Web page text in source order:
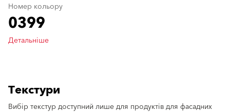
Номер кольору
0399
Детальніше
Текстури
Вибір текстур доступний лише для продуктів для фасадних
clear